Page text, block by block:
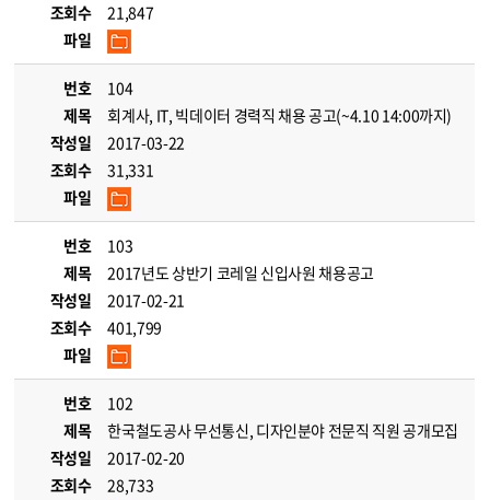
조회수
21,847
파일
번호
104
제목
회계사, IT, 빅데이터 경력직 채용 공고(~4.10 14:00까지)
작성일
2017-03-22
조회수
31,331
파일
번호
103
제목
2017년도 상반기 코레일 신입사원 채용공고
작성일
2017-02-21
조회수
401,799
파일
번호
102
제목
한국철도공사 무선통신, 디자인분야 전문직 직원 공개모집
작성일
2017-02-20
조회수
28,733